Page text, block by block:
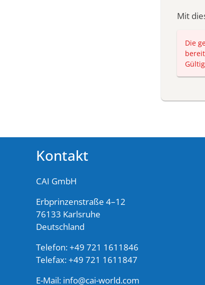
Mit
Die
Kontakt
CAI GmbH
Erbprinzenstraße 4–12
76133 Karlsruhe
Deutschland
Telefon: +49 721 1611846
Telefax: +49 721 1611847
E-Mail: info@cai-world.com